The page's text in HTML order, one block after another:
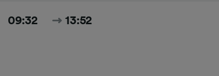
09:32 13:52